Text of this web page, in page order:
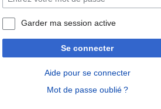
Garder ma session active
Se connecter
Aide pour se connecter
Mot de passe oublié ?